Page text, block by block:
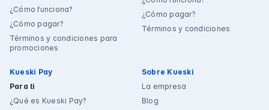
¿Cómo funciona?
¿Cómo pagar?
Términos y condiciones para
promociones
¿Cómo pagar?
Términos y condiciones
Kueski Pay
Para ti
¿Qué es Kueski Pay?
Sobre Kueski
La empresa
Blog